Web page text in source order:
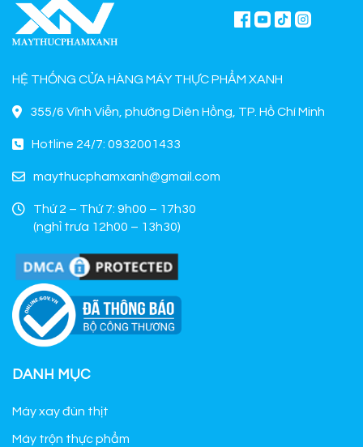
HỆ THỐNG CỬA HÀNG MÁY THỰC PHẨM XANH
355/6 Vĩnh Viễn, phường Diên Hồng, TP. Hồ Chí Minh
Hotline 24/7: 0932001433
maythucphamxanh@gmail.com
Thứ 2 – Thứ 7: 9h00 – 17h30
(nghỉ trưa 12h00 – 13h30)
DANH MỤC
Máy xay đùn thịt
Máy trộn thực phẩm